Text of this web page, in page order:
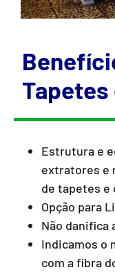
Tapetes
Estrutura e
extratores e
de tapetes e
Opção para
Não danifica
Indicamos o
com a fibra